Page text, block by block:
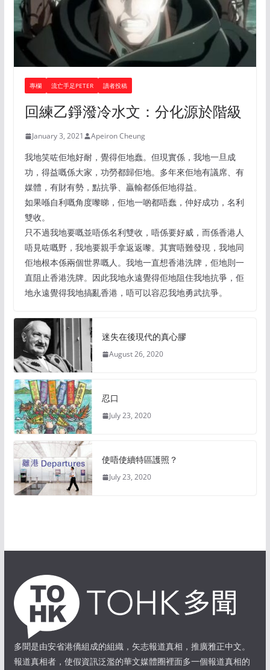
專欄 流亡手足PETER 讀者投稿
回練乙錚潑冷水文：分化源於階級
January 3, 2021 Apeiron Cheung
我地笑咗佢地好耐，覺得佢地蠢。但現實係，我地一旦成
功，得益嘅係大家，功勞都歸佢地。多年來佢地有議席、有
媒體，有財有勢，點抗爭、贏輸都係佢地得益。
如果喺自利嘅角度嚟睇，佢地一啲都唔蠢，仲好成功，名利
雙收。
只不過我地要嘅並唔係名利雙收，唔係要好威，而係香港人
唔見咗嘅野，我地要親手拿返返嚟。其實唔難發現，我地同
佢地根本係兩個世界嘅人。我地一直想香港洗牌，佢地則一
直阻止香港洗牌。因此我地永遠覺得佢地阻住我地抗爭，佢
地永遠覺得我地搞亂香港，唔可以容忍我地勇武抗爭。
迷失在後現代的真心膠
August 26, 2020
忍口
July 23, 2020
使唔使續特區護照？
July 23, 2020
多聞是由安省港僑組成的組織，矢志報道真相，推廣雅正中文。
報道真相者，使假資訊泛濫的華文媒體圈裡面多一個報道真相的